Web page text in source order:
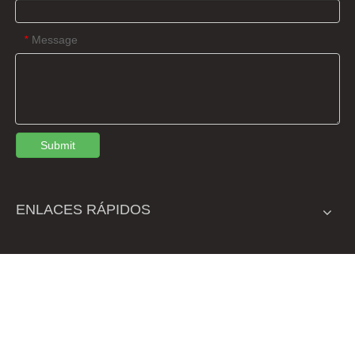
* Message
Submit
ENLACES RÁPIDOS